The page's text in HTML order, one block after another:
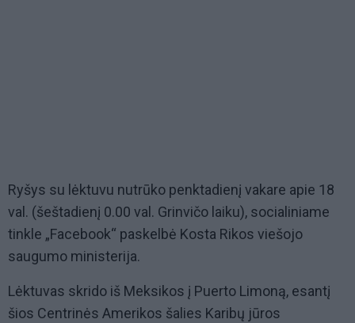
Ryšys su lėktuvu nutrūko penktadienį vakare apie 18
val. (šeštadienį 0.00 val. Grinvičo laiku), socialiniame
tinkle „Facebook“ paskelbė Kosta Rikos viešojo
saugumo ministerija.
Lėktuvas skrido iš Meksikos į Puerto Limoną, esantį
šios Centrinės Amerikos šalies Karibų jūros